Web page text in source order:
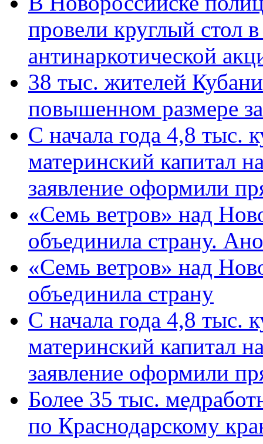
провели круглый стол
антинаркотической
38 тыс. жителей
повышенном размере
С начала года 4,8 тыс.
материнский капитал
заявление оформили
«Семь ветров» над
объединила страну.
«Семь ветров» над
объединила страну
С начала года 4,8 тыс.
материнский капитал
заявление оформили
Более 35 тыс.
по Краснодарскому